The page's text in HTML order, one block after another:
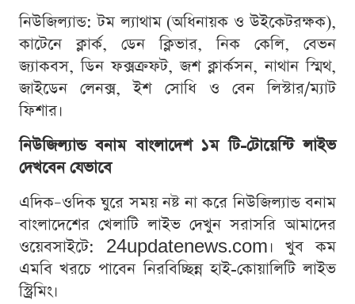
নিউজিল্যান্ড: টম ল্যাথাম (অধিনায়ক ও উইকেটরক্ষক),
কাটেনে ক্লার্ক, ডেন ক্লিভার, নিক কেলি, বেভন
জ্যাকবস, ডিন ফক্সক্রফট, জশ ক্লার্কসন, নাথান স্মিথ,
জাইডেন লেনক্স, ইশ সোধি ও বেন লিস্টার/ম্যাট
ফিশার।
নিউজিল্যান্ড বনাম বাংলাদেশ ১ম টি-টোয়েন্টি লাইভ
দেখবেন যেভাবে
এদিক–ওদিক ঘুরে সময় নষ্ট না করে নিউজিল্যান্ড বনাম
বাংলাদেশের খেলাটি লাইভ দেখুন সরাসরি আমাদের
ওয়েবসাইটে: 24updatenews.com। খুব কম
এমবি খরচে পাবেন নিরবিচ্ছিন্ন হাই-কোয়ালিটি লাইভ
স্ট্রিমিং।